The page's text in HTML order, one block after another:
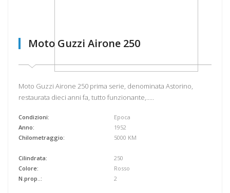
Moto Guzzi Airone 250
Moto Guzzi Airone 250 prima serie, denominata Astorino,
restaurata dieci anni fa, tutto funzionante,.....
Condizioni:
Anno:
Chilometraggio:
Epoca
1952
5000 KM
Cilindrata:
Colore:
N.prop..:
250
Rosso
2